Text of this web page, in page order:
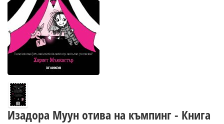
Изадора Муун отива на къмпинг - Книга